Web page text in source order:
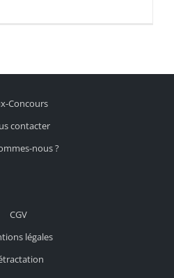
Concours
contacter
nous ?
CGV
légales